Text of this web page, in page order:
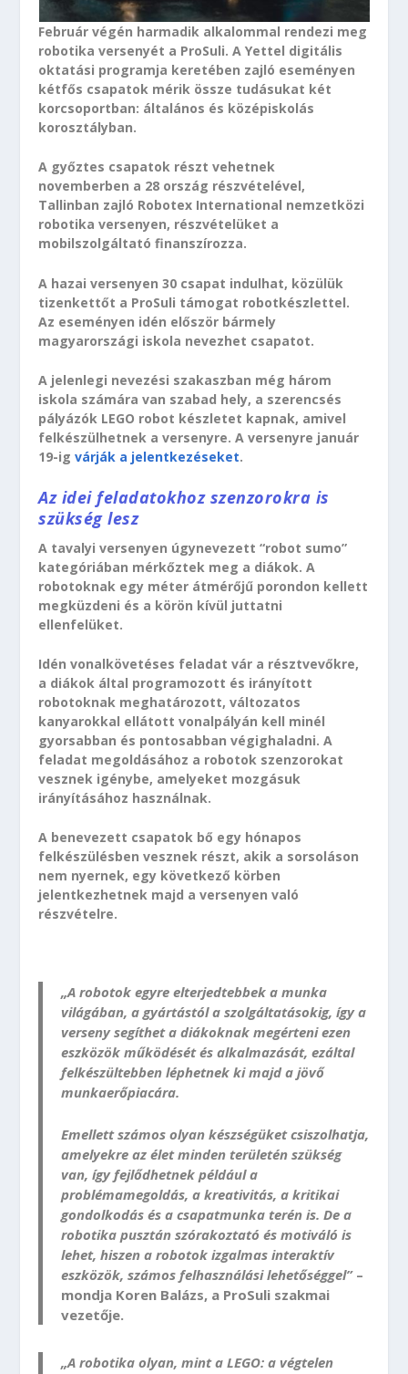
Február végén harmadik alkalommal rendezi meg
robotika versenyét a ProSuli. A Yettel digitális
oktatási programja keretében zajló eseményen
kétfős csapatok mérik össze tudásukat két
korcsoportban: általános és középiskolás
korosztályban.
A győztes csapatok részt vehetnek
novemberben a 28 ország részvételével,
Tallinban zajló Robotex International nemzetközi
robotika versenyen, részvételüket a
mobilszolgáltató finanszírozza.
A hazai versenyen 30 csapat indulhat, közülük
tizenkettőt a ProSuli támogat robotkészlettel.
Az eseményen idén először bármely
magyarországi iskola nevezhet csapatot.
A jelenlegi nevezési szakaszban még három
iskola számára van szabad hely, a szerencsés
pályázók LEGO robot készletet kapnak, amivel
felkészülhetnek a versenyre. A versenyre január
19-igvárják a jelentkezéseket.
Az idei feladatokhoz szenzorokra is
szükség lesz
A tavalyi versenyen úgynevezett “robot sumo”
kategóriában mérkőztek meg a diákok. A
robotoknak egy méter átmérőjű porondon kellett
megküzdeni és a körön kívül juttatni
ellenfelüket.
Idén vonalkövetéses feladat vár a résztvevőkre,
a diákok által programozott és irányított
robotoknak meghatározott, változatos
kanyarokkal ellátott vonalpályán kell minél
gyorsabban és pontosabban végighaladni. A
feladat megoldásához a robotok szenzorokat
vesznek igénybe, amelyeket mozgásuk
irányításához használnak.
A benevezett csapatok bő egy hónapos
felkészülésben vesznek részt, akik a sorsoláson
nem nyernek, egy következő körben
jelentkezhetnek majd a versenyen való
részvételre.
„A robotok egyre elterjedtebbek a munka
világában, a gyártástól a szolgáltatásokig, így a
verseny segíthet a diákoknak megérteni ezen
eszközök működését és alkalmazását, ezáltal
felkészültebben léphetnek ki majd a jövő
munkaerőpiacára.
Emellett számos olyan készségüket csiszolhatja,
amelyekre az élet minden területén szükség
van, így fejlődhetnek például a
problémamegoldás, a kreativitás, a kritikai
gondolkodás és a csapatmunka terén is. De a
robotika pusztán szórakoztató és motiváló is
lehet, hiszen a robotok izgalmas interaktív
eszközök, számos felhasználási lehetőséggel”–
mondja Koren Balázs, a ProSuli szakmai
vezetője.
„A robotika olyan, mint a LEGO: a végtelen